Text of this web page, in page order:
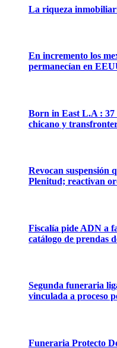
La riqueza
En incremento los
permanecían en
Born in East L.A : 37
chicano y
Revocan suspensión
Plenitud; reactivan
Fiscalía pide ADN a
catálogo de prendas
Segunda funeraria
vinculada a proceso
Funeraria Protecto